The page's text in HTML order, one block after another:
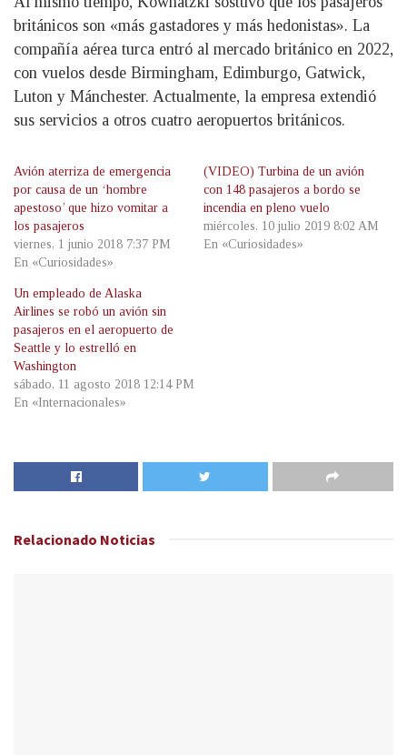
británicos son «más gastadores y más hedonistas». La
compañía aérea turca entró al mercado británico en 2022,
con vuelos desde Birmingham, Edimburgo, Gatwick,
Luton y Mánchester. Actualmente, la empresa extendió
sus servicios a otros cuatro aeropuertos británicos.
Avión aterriza de emergencia
por causa de un ‘hombre
apestoso’ que hizo vomitar a
los pasajeros
viernes, 1 junio 2018 7:37 PM
En «Curiosidades»
(VIDEO) Turbina de un avión
con 148 pasajeros a bordo se
incendia en pleno vuelo
miércoles, 10 julio 2019 8:02 AM
En «Curiosidades»
Un empleado de Alaska
Airlines se robó un avión sin
pasajeros en el aeropuerto de
Seattle y lo estrelló en
Washington
sábado, 11 agosto 2018 12:14 PM
En «Internacionales»
Relacionado Noticias